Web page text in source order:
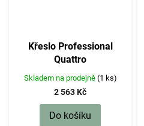
Křeslo Professional
Quattro
Skladem na prodejně (1 ks)
2 563 Kč
Do košíku